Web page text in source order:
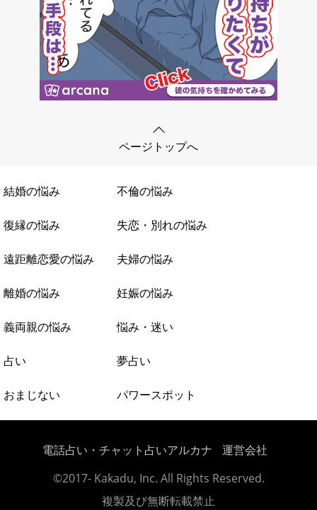
ページトップへ
結婚の悩み 不倫の悩み
復縁の悩み 失恋・別れの悩み
遠距離恋愛の悩み 夫婦の悩み
離婚の悩み 妊娠の悩み
義両親の悩み 悩み・迷い
占い 夢占い
おまじない パワースポット
電話占い・チャット占いアルカナ
運営会社
©2017- Kakadu, Inc. All Rights Reserved.
複製及び無断転載禁止